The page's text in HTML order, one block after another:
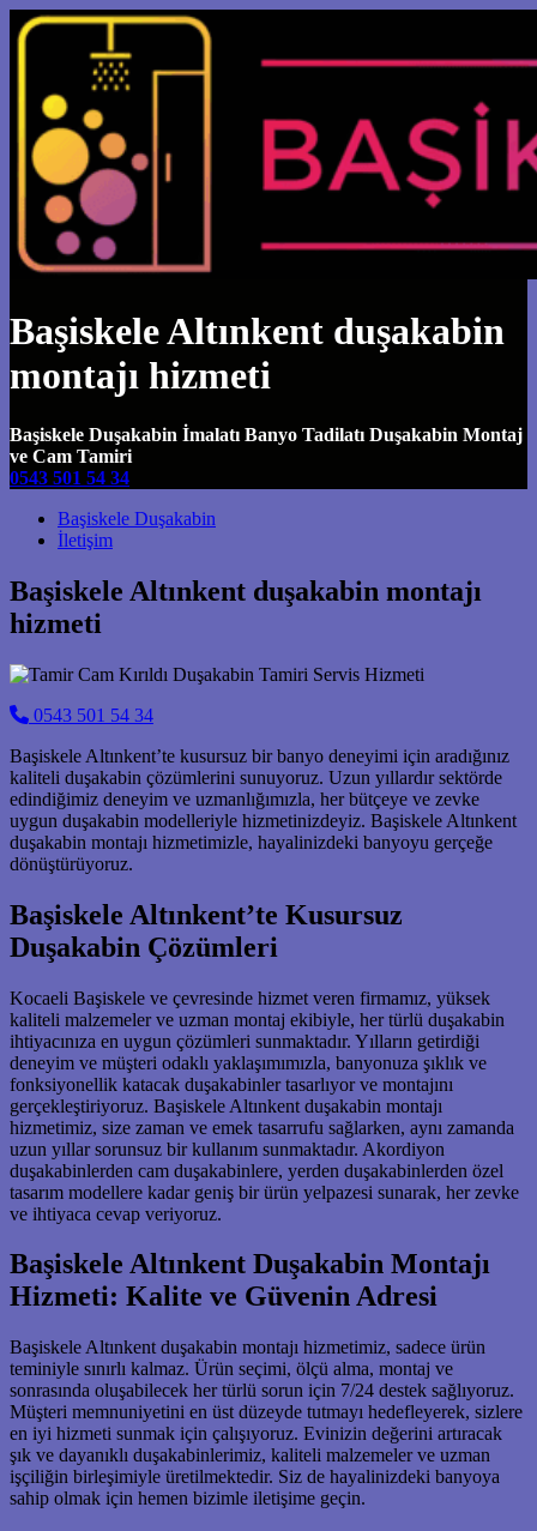
Başiskele Altınkent duşakabin
montajı hizmeti
Başiskele Duşakabin İmalatı Banyo Tadilatı Duşakabin Montaj
ve Cam Tamiri
0543 501 54 34
Main Navigation
Başiskele Duşakabin
İletişim
Başiskele Altınkent duşakabin montajı
hizmeti
0543 501 54 34
Başiskele Altınkent’te kusursuz bir banyo deneyimi için aradığınız
kaliteli duşakabin çözümlerini sunuyoruz. Uzun yıllardır sektörde
edindiğimiz deneyim ve uzmanlığımızla, her bütçeye ve zevke
uygun duşakabin modelleriyle hizmetinizdeyiz. Başiskele Altınkent
duşakabin montajı hizmetimizle, hayalinizdeki banyoyu gerçeğe
dönüştürüyoruz.
Başiskele Altınkent’te Kusursuz
Duşakabin Çözümleri
Kocaeli Başiskele ve çevresinde hizmet veren firmamız, yüksek
kaliteli malzemeler ve uzman montaj ekibiyle, her türlü duşakabin
ihtiyacınıza en uygun çözümleri sunmaktadır. Yılların getirdiği
deneyim ve müşteri odaklı yaklaşımımızla, banyonuza şıklık ve
fonksiyonellik katacak duşakabinler tasarlıyor ve montajını
gerçekleştiriyoruz. Başiskele Altınkent duşakabin montajı
hizmetimiz, size zaman ve emek tasarrufu sağlarken, aynı zamanda
uzun yıllar sorunsuz bir kullanım sunmaktadır. Akordiyon
duşakabinlerden cam duşakabinlere, yerden duşakabinlerden özel
tasarım modellere kadar geniş bir ürün yelpazesi sunarak, her zevke
ve ihtiyaca cevap veriyoruz.
Başiskele Altınkent Duşakabin Montajı
Hizmeti: Kalite ve Güvenin Adresi
Başiskele Altınkent duşakabin montajı hizmetimiz, sadece ürün
teminiyle sınırlı kalmaz. Ürün seçimi, ölçü alma, montaj ve
sonrasında oluşabilecek her türlü sorun için 7/24 destek sağlıyoruz.
Müşteri memnuniyetini en üst düzeyde tutmayı hedefleyerek, sizlere
en iyi hizmeti sunmak için çalışıyoruz. Evinizin değerini artıracak
şık ve dayanıklı duşakabinlerimiz, kaliteli malzemeler ve uzman
işçiliğin birleşimiyle üretilmektedir. Siz de hayalinizdeki banyoya
sahip olmak için hemen bizimle iletişime geçin.